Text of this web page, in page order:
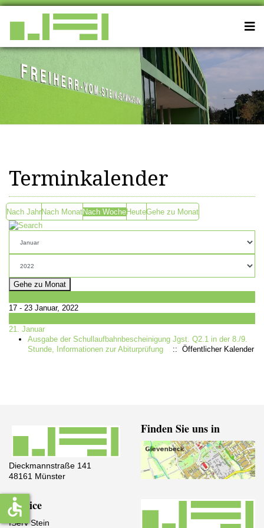
Terminkalender
Nach JahrNach MonatNach WocheHeuteGehe zu Monat
Gehe zu Monat
17 - 23 Januar, 2022
21. Januar
Ausgabe der Schullaufbahnbescheinigung Jgst. Q2.1 in der 8./9.
Stunde, Informationen zur Abiturprüfung
:: Öffentlicher Kalender
Dieckmannstraße 141
48161 Münster
Finden Sie uns in
Service
IServ Stein
accessible